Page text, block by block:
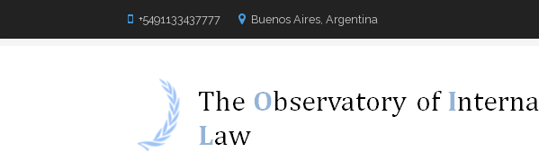
+5491133437777 Buenos Aires, Argentina